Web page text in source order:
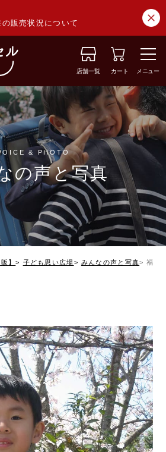
の販売状況について
店舗一覧 カート メニュー
& PHOTO
の声と写真
】 子ども思い広場 みんなの声と写真 福岡